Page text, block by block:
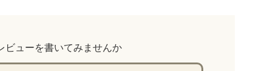
ビューを書いてみませんか